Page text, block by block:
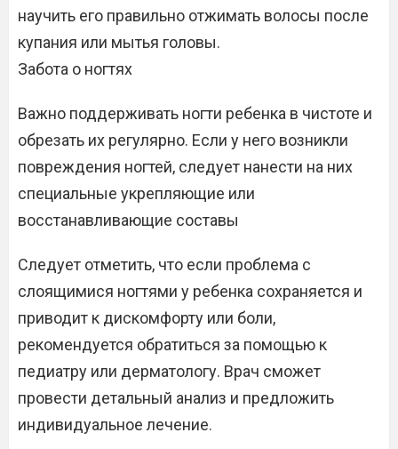
научить его правильно отжимать волосы после
купания или мытья головы.
Забота о ногтях
Важно поддерживать ногти ребенка в чистоте и
обрезать их регулярно. Если у него возникли
повреждения ногтей, следует нанести на них
специальные укрепляющие или
восстанавливающие составы
Следует отметить, что если проблема с
слоящимися ногтями у ребенка сохраняется и
приводит к дискомфорту или боли,
рекомендуется обратиться за помощью к
педиатру или дерматологу. Врач сможет
провести детальный анализ и предложить
индивидуальное лечение.